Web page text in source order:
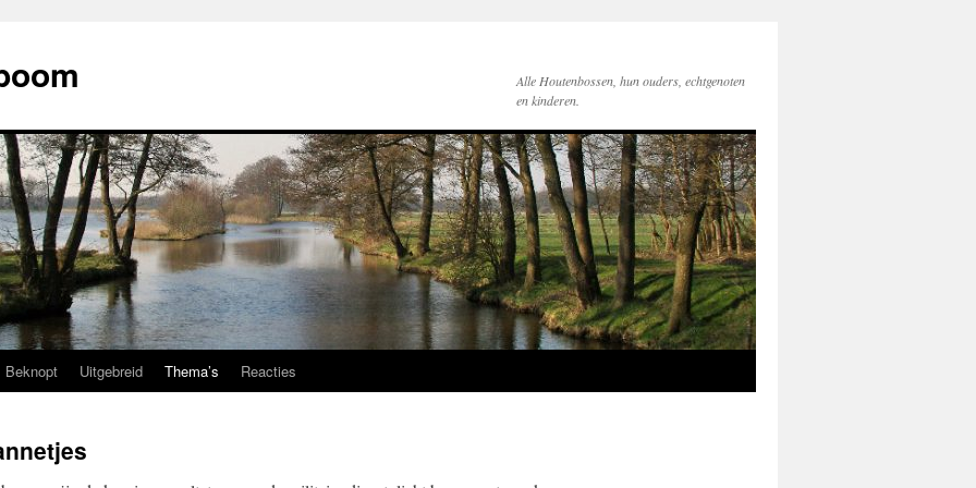
Alle Houtenbossen, hun ouders, echtgenoten
en kinderen.
Beknopt Uitgebreid Thema’s Reacties